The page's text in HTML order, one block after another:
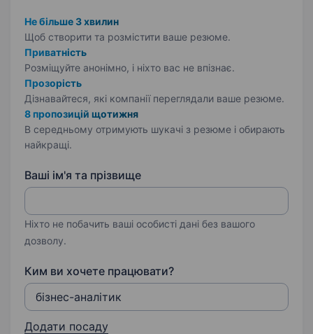
Не більше 3 хвилин
Щоб створити та розмістити ваше резюме.
Приватність
Розміщуйте анонімно, і ніхто вас не впізнає.
Прозорість
Дізнавайтеся, які компанії переглядали ваше резюме.
8 пропозицій щотижня
В середньому отримують шукачі з резюме і обирають
найкращі.
Ваші ім'я та прізвище
Ніхто не побачить ваші особисті дані без вашого
дозволу.
Ким ви хочете працювати?
Додати посаду